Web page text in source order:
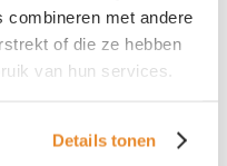
combineren met andere
of die ze hebben
van hun services.
Details tonen
dames is een waterdichte
Tex membraan in de
waterdicht en extreem
ook tijdens langere